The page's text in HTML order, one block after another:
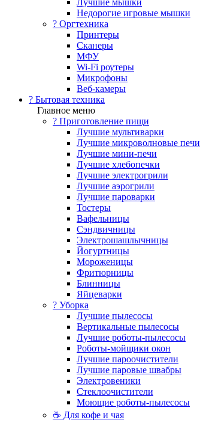
Недорогие игровые мышки
?️ Оргтехника
Принтеры
Сканеры
МФУ
Wi-Fi роутеры
Микрофоны
Веб-камеры
? Бытовая техника
Главное меню
? Приготовление пищи
Лучшие мультиварки
Лучшие микроволновые печи
Лучшие мини-печи
Лучшие хлебопечки
Лучшие электрогрили
Лучшие аэрогрили
Лучшие пароварки
Тостеры
Вафельницы
Сэндвичницы
Электрошашлычницы
Йогуртницы
Мороженицы
Фритюрницы
Блинницы
Яйцеварки
? Уборка
Лучшие пылесосы
Вертикальные пылесосы
Лучшие роботы-пылесосы
Роботы-мойщики окон
Лучшие пароочистители
Лучшие паровые швабры
Электровеники
Стеклоочистители
Моющие роботы-пылесосы
☕ Для кофе и чая